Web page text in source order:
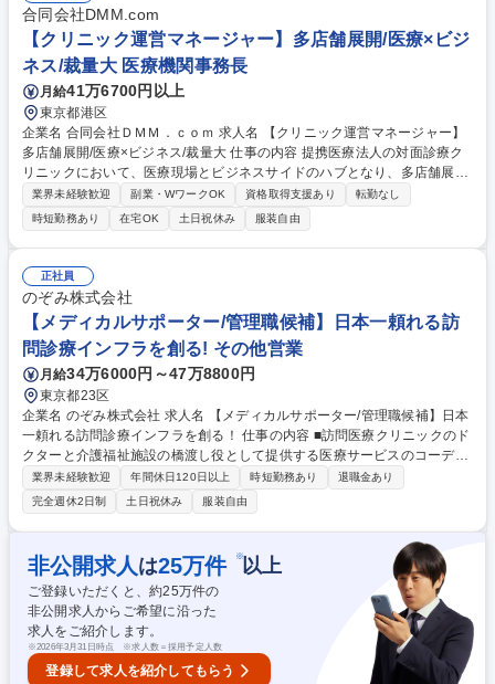
歓迎/年休122日/残業少◎
合同会社DMM.com
【クリニック運営マネージャー】多店舗展開/医療×ビジ
ネス/裁量大 医療機関事務長
月給41万6700円以上
東京都港区
企業名 合同会社ＤＭＭ．ｃｏｍ 求人名 【クリニック運営マネージャー】
多店舗展開/医療×ビジネス/裁量大 仕事の内容 提携医療法人の対面診療ク
リニックにおいて、医療現場とビジネスサイドのハブとなり、多店舗展開
を円滑に進める運営業務全般をお任せします。集患マーケティングからオ
ペレーション管理、外部連携まで幅広く担当 いただきます。【具体的に
は】集患とマーケティング(オフライン広告の立案実行、CRM施策検討、
内覧会実施等)、オペレーション管理(予約システム対応、棚卸し実務、承
認システム申請等)、リレーション構築(外部業者連携、イオンとの連携、
病診連携等)、総務IT(現場困りごと対応、事務長補佐等)を担当いただきま
す。 募集職種 【クリニック運営マネージャー】多店舗展開/医療×ビジネ
ス/裁量大
業界未経験歓迎 副業・WワークOK 資格取得支援あり
転勤なし
時短勤務あり
在宅OK 土日祝休み 服装自由
正社員
のぞみ株式会社
【メディカルサポーター/管理職候補】日本一頼れる訪
問診療インフラを創る! その他営業
月給34万6000円～47万8800円
東京都23区
企業名 のぞみ株式会社 求人名 【メディカルサポーター/管理職候補】日本
一頼れる訪問診療インフラを創る！ 仕事の内容 ■訪問医療クリニックのド
クターと介護福祉施設の橋渡し役として提供する医療サービスのコーディ
ネート・医療法人のサポートをお任せします。幹部候補として、将来的に
はネジメント業務も期待しています。 【業務詳細】 ■グループ企業である
医療法人(訪問診療のクリニック)のサポート 主に事務周りのサポートを行
っていただきます。(・ドクターの往診スケジュール作成・患者への診療
サービスの説明・医師、看護師に同行しての診療サポート・往診先施設と
クリニックの連携サポート等) ■往診先施設等へ同行、新規開拓、業務内容
の提案 募集職種 【メディカルサポーター/管理職候補】日本一頼れる訪問
診療インフラを創る！
業界未経験歓迎 年間休日120日以上 時短勤務あり
退職金あり
完全週休2日制
土日祝休み 服装自由
非公開求人 は25万件 ※以上
ご登録いただくと、約25万件の
非公開求人からご希望に沿った
求人をご紹介します。
※2026年3月31日時点 ※求人数＝採用予定人数
登録して求人を紹介してもらう